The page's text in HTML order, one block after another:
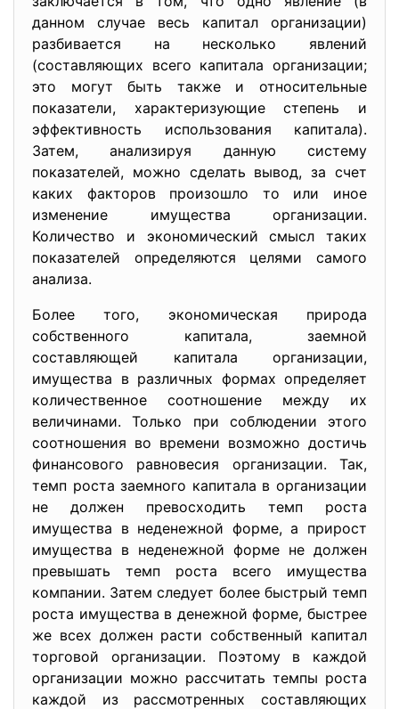
данном случае весь капитал организации)
разбивается на несколько явлений
(составляющих всего капитала организации;
это могут быть также и относительные
показатели, характеризующие степень и
эффективность использования капитала).
Затем, анализируя данную систему
показателей, можно сделать вывод, за счет
каких факторов произошло то или иное
изменение имущества организации.
Количество и экономический смысл таких
показателей определяются целями самого
анализа.
Более того, экономическая природа
собственного капитала, заемной
составляющей капитала организации,
имущества в различных формах определяет
количественное соотношение между их
величинами. Только при соблюдении этого
соотношения во времени возможно достичь
финансового равновесия организации. Так,
темп роста заемного капитала в организации
не должен превосходить темп роста
имущества в неденежной форме, а прирост
имущества в неденежной форме не должен
превышать темп роста всего имущества
компании. Затем следует более быстрый темп
роста имущества в денежной форме, быстрее
же всех должен расти собственный капитал
торговой организации. Поэтому в каждой
организации можно рассчитать темпы роста
каждой из рассмотренных составляющих